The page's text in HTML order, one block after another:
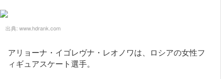
出典: www.hdrank.com
アリョーナ・イゴレヴナ・レオノワは、ロシアの女性フ
ィギュアスケート選手。